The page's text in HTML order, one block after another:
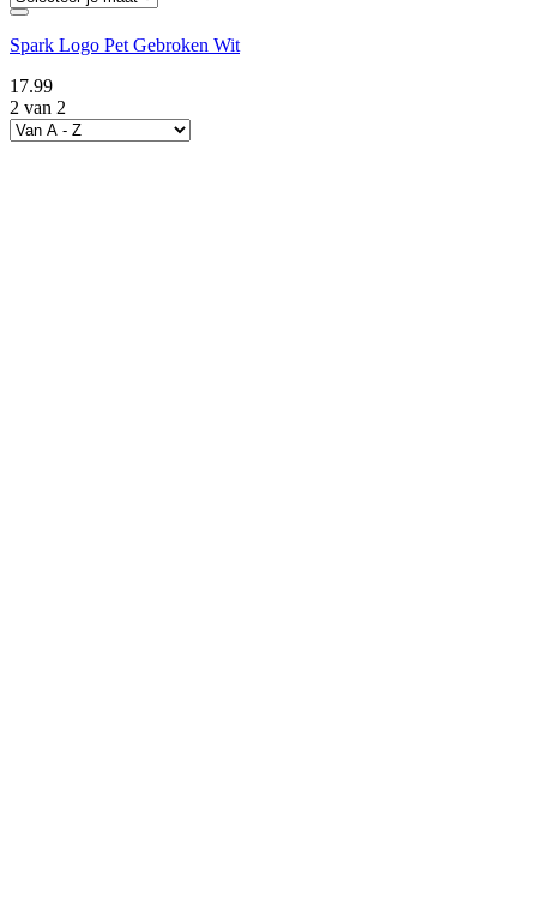
Spark Logo Pet Gebroken Wit
17.99
2 van 2